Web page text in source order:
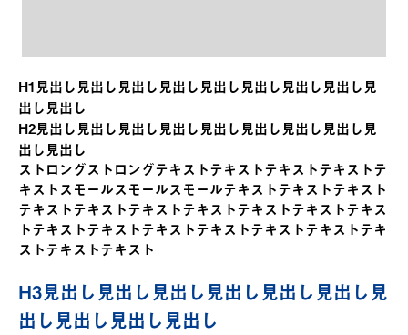
H1見出し見出し見出し見出し見出し見出し見出し見出し見
出し見出し
H2見出し見出し見出し見出し見出し見出し見出し見出し見
出し見出し
ストロングストロングテキストテキストテキストテキストテ
キストスモールスモールスモールテキストテキストテキスト
テキストテキストテキストテキストテキストテキストテキス
トテキストテキストテキストテキストテキストテキストテキ
ストテキストテキスト
H3見出し見出し見出し見出し見出し見出し見
出し見出し見出し見出し